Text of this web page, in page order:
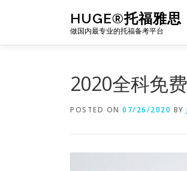
HUGE®托福雅思
做国内最专业的托福备考平台
2020全科免
POSTED ON 07/26/2020 BY